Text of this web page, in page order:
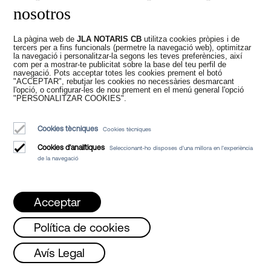
com l'accés permanent a les còpies
electròniques autoritzades pel Notari.
En el cas de les pòlisses, no és
necessària la compareixença de l'entitat
financera si aquesta envia la pòlissa a la
seu electrònica notarial.
La digitalització de l'Administració pública
des de la nostraNotaria a Barcelona
apostem àmpliament per la
implementació tecnològica. Aquesta
L'ús de la videoconferència per signar
pòlisses de crèdit suposa poder accedir a
un Notari triat lliurement,
independentment del lloc on visqui. Així
que recordi que, encara que es trobi en
Dimecres i Divendres de 08 a 15h /
nosotros
La pàgina web deJLA NOTARIS CB utilitza cookies pròpies i de
tercers per a fins funcionals (permetre la navegació web), optimitzar
la navegació i personalitzar-la segons les teves preferències, així
com per a mostrar-te publicitat sobre la base del teu perfil de
navegació. Pots acceptar totes les cookies prement el botó
"ACCEPTAR", rebutjar les cookies no necessàries desmarcant
l'opció, o configurar-les de nou prement en el menú general l'opció
"PERSONALITZAR COOKIES".
Cookies tècniques Cookies tècniques
Cookies d'analítiques
Seleccionant-ho disposes d'una millora en l'experiència
de la navegació
Acceptar
Política de cookies
Avís Legal